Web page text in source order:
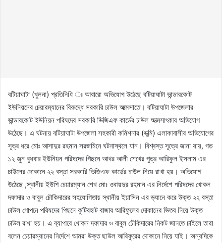
বটিয়াঘাটা (খুলনা) প্রতিনিধি ঃ আবারো অভিযোগ উঠেছে বটিয়াঘাটা ভান্ডারকোট
ইউনিয়নের চেয়ারম্যানের বিরুদ্ধে সরকারি চাউল আত্মসাতে। বটিয়াঘাটা উপজেলার
ভান্ডারকোট ইউনিয়ন পরিষদের সরকারি ভিজিএফ কার্ডের চাউল আত্মসাৎকার অভিযোগ
উঠেছে। এ ঘটনায় বটিয়াঘাটা উপজেলা সহকারী কমিশনার (ভূমি) এলাকাবাসীর অভিযোগের
সূত্র ধরে মোঃ আসাদুর রহমান সরজমিনে ঘটনাস্থলে যান। বিশ্বস্ত সূত্রে জানা যায়, গত
১২ জুন বুধবার ইউনিয়ন পরিষদের পিছনে আখর আলী শেখের পুত্র আরিফুল ইসলাম এর
চাউলের দোকানে ২২ বস্তা সরকারি ভিজিএফ কার্ডের চাউল নিয়ে রাখা হয়। অভিযোগ
উঠেছে ,স্থানীয় ইউপি চেয়ারম্যান শেখ মোঃ ওবায়দুর রহমান এর নির্দেশে পরিষদের খোকন
দফাদার ও বাবুল চৌকিদারের সহযোগিতায় স্থানীয় ইয়াসিন এর ভ্যানে করে উক্ত ২২ বস্তা
চাউল গোপনে পরিষদের পিছনে কুটিরহাট বাজার আরিফুলের দোকানের ভিতর নিয়ে উক্ত
চাউল রাখা হয়। এ ব্যাপারে খোকন দফাদার ও বাবুল চৌকিদারের নিকট জানতে চাইলে তারা
বলেন চেয়ারম্যানের নির্দেশে আমরা উক্ত ছাউল আরিফুরের দোকানে নিয়ে যাই। অন্যদিকে